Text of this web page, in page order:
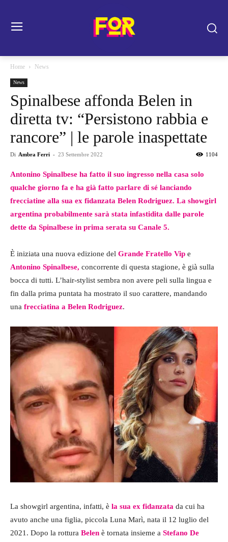
Home News
News
Spinalbese affonda Belen in
diretta tv: “Persistono rabbia e
rancore” | le parole inaspettate
Di Ambra Ferri - 23 Settembre 2022 1104
Antonino Spinalbese ha fatto il suo ingresso nella casa solo
qualche giorno fa e ha già fatto parlare di sé lanciando
frecciatine alla sua ex fidanzata Belen Rodriguez. La showgirl
argentina probabilmente sarà stata infastidita dalle parole
dette da Spinalbese in prima serata su Canale 5.
È iniziata una nuova edizione del Grande Fratello Vip e
Antonino Spinalbese, concorrente di questa stagione, è già sulla
bocca di tutti. L’hair-stylist sembra non avere peli sulla lingua e
fin dalla prima puntata ha mostrato il suo carattere, mandando
una frecciatina a Belen Rodriguez.
La showgirl argentina, infatti, è la sua ex fidanzata da cui ha
avuto anche una figlia, piccola Luna Marì, nata il 12 luglio del
2021. Dopo la rottura Belen è tornata insieme a Stefano De